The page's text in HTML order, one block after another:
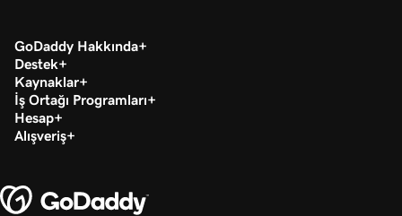
GoDaddy Hakkında
Destek
Kaynaklar
İş Ortağı Programları
Hesap
Alışveriş